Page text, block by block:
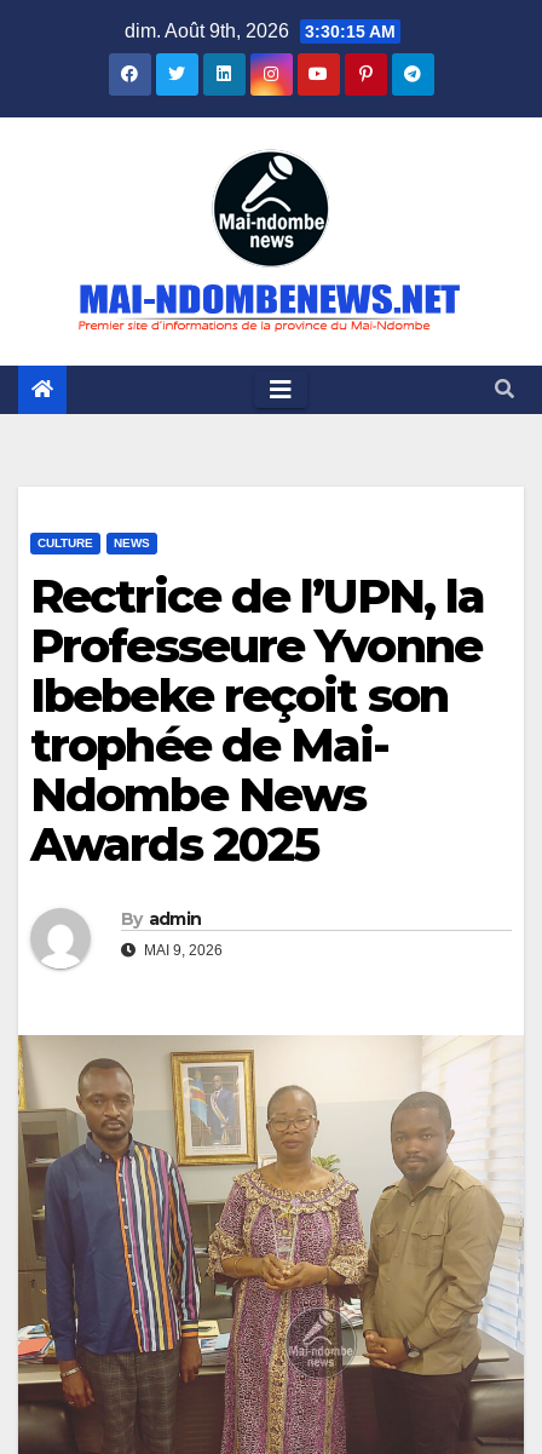
dim. Août 9th, 2026 3:30:16 AM
CULTURE NEWS
Rectrice de l’UPN, la
Professeure Yvonne
Ibebeke reçoit son
trophée de Mai-
Ndombe News
Awards 2025
By admin
MAI 9, 2026